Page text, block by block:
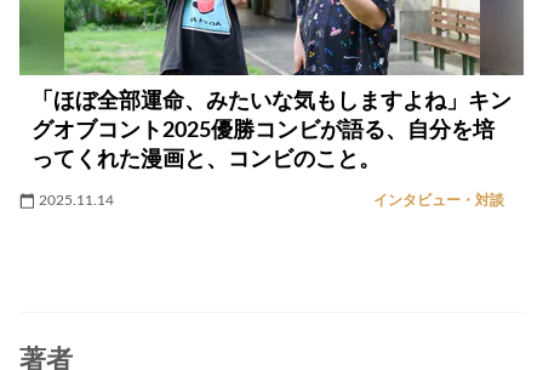
「ほぼ全部運命、みたいな気もしますよね」キン
グオブコント2025優勝コンビが語る、自分を培
ってくれた漫画と、コンビのこと。
2025.11.14 インタビュー・対談
著者